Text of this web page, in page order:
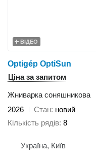
ВІДЕО
Optigép OptiSun
Ціна за запитом
Жниварка соняшникова
2026
Стан новий
Кількість рядів 8
Україна, Київ